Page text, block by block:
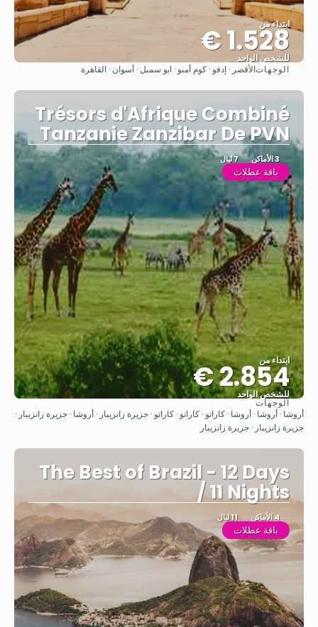
ابتداء من
1.528 €
للشخص الواحد
شاهد
الوجهاتالأقصر · إدفو · كوم أمبو · ابو سمبل · أسوان · القاهرة
Trésors d'Afrique Combiné
Tanzanie Zanzibar De PVN
3 الأماكن 7 ليال
باقة عطلات
ابتداء من
2.854 €
للشخص الواحد
شاهد
الوجهات
أروشا · أروشا · أروشا · كاراتو · كاراتو · كاراتو · جزيرة زانزيبار · أروشا · جزيرة زانزيبار ·
جزيرة زانزيبار · جزيرة زانزيبار
The Best of Brazil - 12 Days
/ 11 Nights
4 الأماكن 11 ليال
باقة عطلات